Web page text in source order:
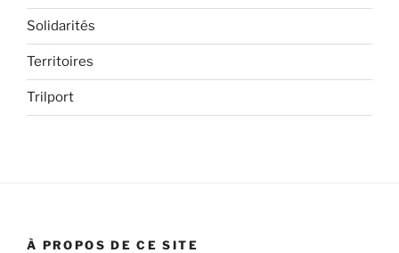
Solidarités
Territoires
Trilport
À PROPOS DE CE SITE